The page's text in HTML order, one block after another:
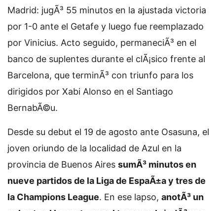
Madrid: jugÃ³ 55 minutos en la ajustada victoria
por 1-0 ante el Getafe y luego fue reemplazado
por Vinicius. Acto seguido, permaneciÃ³ en el
banco de suplentes durante el clÃ¡sico frente al
Barcelona, que terminÃ³ con triunfo para los
dirigidos por Xabi Alonso en el Santiago
BernabÃ©u.
Desde su debut el 19 de agosto ante Osasuna, el
joven oriundo de la localidad de Azul en la
provincia de Buenos Aires sumÃ³ minutos en
nueve partidos de la Liga de EspaÃ±a y tres de
la Champions League. En ese lapso, anotÃ³ un